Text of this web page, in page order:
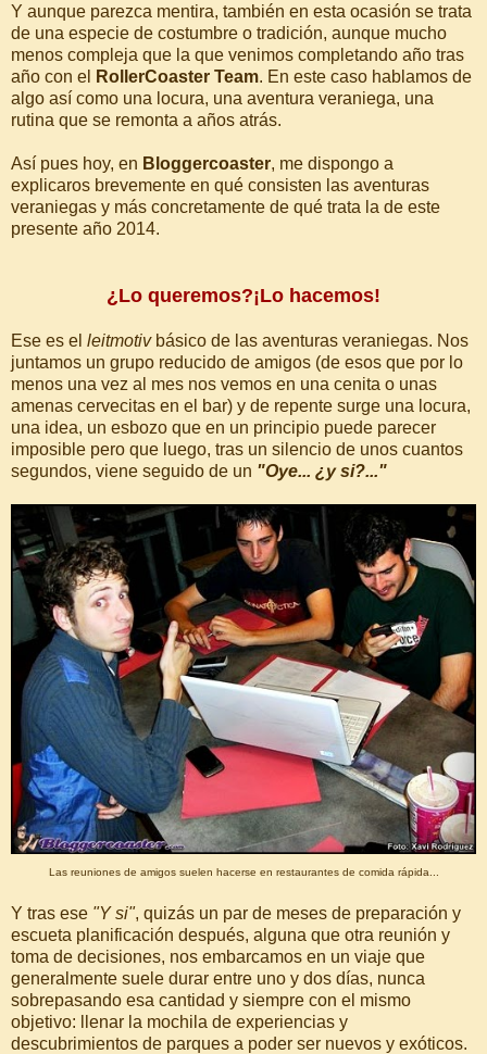
Y aunque parezca mentira, también en esta ocasión se trata
de una especie de costumbre o tradición, aunque mucho
menos compleja que la que venimos completando año tras
año con el
RollerCoaster Team. En este caso hablamos de
algo así como una locura, una aventura veraniega, una
rutina que se remonta a años atrás.
Así pues hoy, en Bloggercoaster, me dispongo a
explicaros brevemente en qué consisten las aventuras
veraniegas y más concretamente de qué trata la de este
presente año 2014.
¿Lo queremos?¡Lo hacemos!
Ese es el leitmotivbásico de las aventuras veraniegas. Nos
juntamos un grupo reducido de amigos (de esos que por lo
menos una vez al mes nos vemos en una cenita o unas
amenas cervecitas en el bar) y de repente surge una locura,
una idea, un esbozo que en un principio puede parecer
imposible pero que luego, tras un silencio de unos cuantos
segundos, viene seguido de un "Oye... ¿y si?..."
Las reuniones de amigos suelen hacerse en restaurantes de comida rápida...
Y tras ese "Y si", quizás un par de meses de preparación y
escueta planificación después, alguna que otra reunión y
toma de decisiones, nos embarcamos en un viaje que
generalmente suele durar entre uno y dos días, nunca
sobrepasando esa cantidad y siempre con el mismo
objetivo: llenar la mochila de experiencias y
descubrimientos de parques a poder ser nuevos y exóticos.